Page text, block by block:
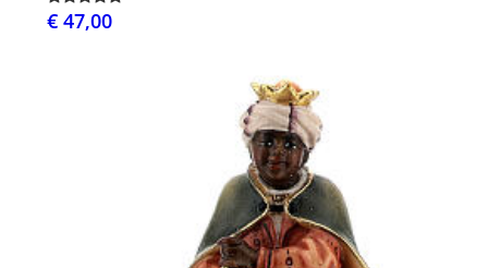
€ 47,00